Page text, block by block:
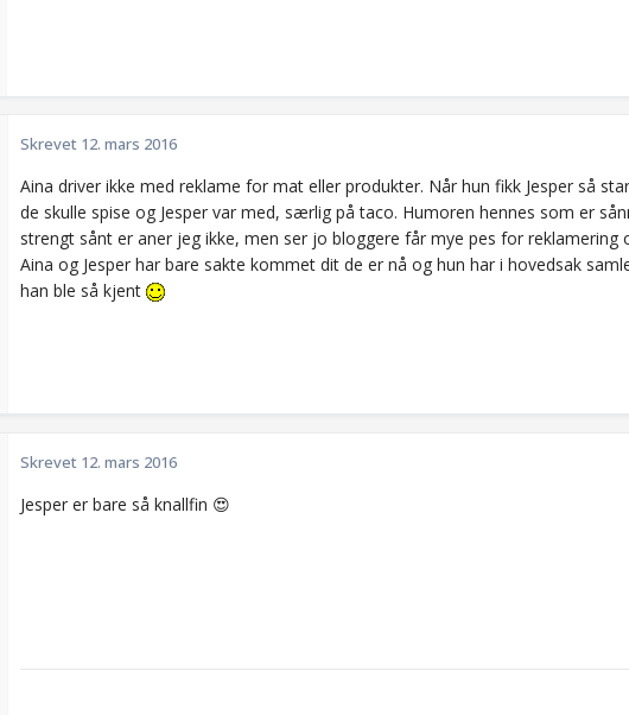
Skrevet 12. mars 2016
Aina driver ikke med reklame for mat eller produkter. Når hun fikk Jesper så
de skulle spise og Jesper var med, særlig på taco. Humoren hennes som er
strengt sånt er aner jeg ikke, men ser jo bloggere får mye pes for reklamering
Aina og Jesper har bare sakte kommet dit de er nå og hun har i hovedsak
han ble så kjent
Skrevet 12. mars 2016
Jesper er bare så knallfin 😍